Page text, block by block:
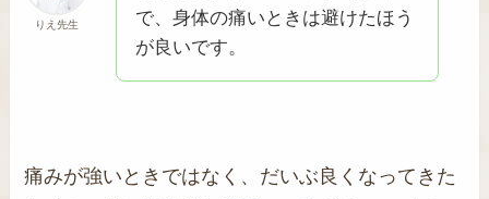
りえ先生
で、身体の痛いときは避けたほう
が良いです。
痛みが強いときではなく、だいぶ良くなってきた